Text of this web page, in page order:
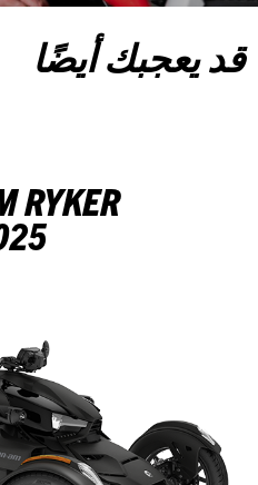
قد يعجبك أيضًا
RYKER